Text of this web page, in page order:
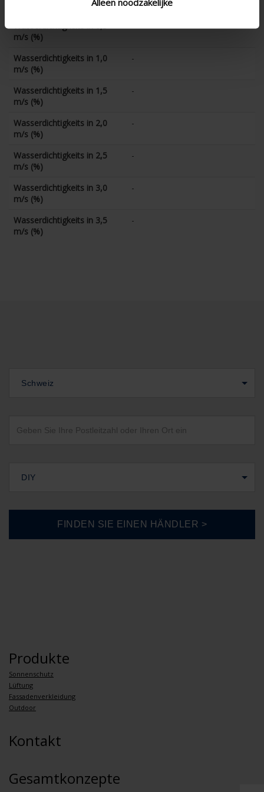
Wasserdichtigkeits in 0,5
m/s (%)
-
Wasserdichtigkeits in 1,0
m/s (%)
-
Wasserdichtigkeits in 1,5
m/s (%)
-
Wasserdichtigkeits in 2,0
m/s (%)
-
Wasserdichtigkeits in 2,5
m/s (%)
-
Wasserdichtigkeits in 3,0
m/s (%)
-
Wasserdichtigkeits in 3,5
m/s (%)
-
Schweiz
DIY
Produkte
Sonnenschutz
Lüftung
Fassadenverkleidung
Outdoor
Kontakt
Gesamtkonzepte